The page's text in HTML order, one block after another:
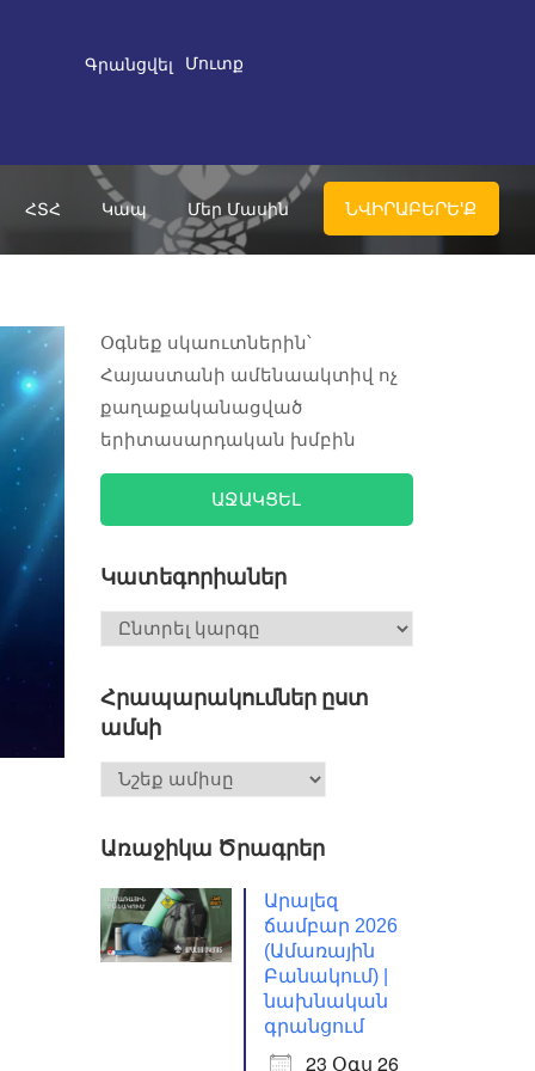
Գրանցվել Մուտք
ՀՏՀ Կապ Մեր Մասին ՆՎԻՐԱԲԵՐԵ'Ք
Օգնեք սկաուտներին՝
Հայաստանի ամենաակտիվ ոչ
քաղաքականացված
երիտասարդական խմբին
ԱՋԱԿՑԵԼ
Կատեգորիաներ
Հրապարակումներ ըստ
ամսի
Առաջիկա Ծրագրեր
Արալեզ
ճամբար 2026
(Ամառային
Բանակում) |
նախնական
գրանցում
23 Օգս 26